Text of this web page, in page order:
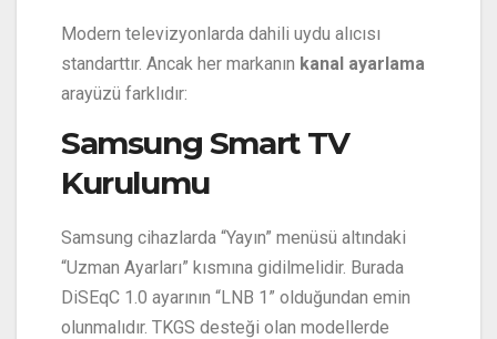
Modern televizyonlarda dahili uydu alıcısı
standarttır. Ancak her markanın kanal ayarlama
arayüzü farklıdır:
Samsung Smart TV
Kurulumu
Samsung cihazlarda “Yayın” menüsü altındaki
“Uzman Ayarları” kısmına gidilmelidir. Burada
DiSEqC 1.0 ayarının “LNB 1” olduğundan emin
olunmalıdır. TKGS desteği olan modellerde